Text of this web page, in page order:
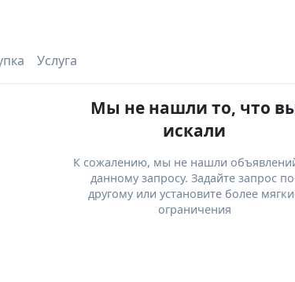
Услуга
Мы не нашли то, что
искали
К сожалению, мы не нашли
данному запросу. Задайте запрос
другому или установите более
ограничения